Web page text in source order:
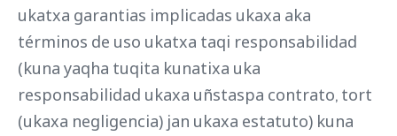
ukatxa garantias implicadas ukaxa aka
términos de uso ukatxa taqi responsabilidad
(kuna yaqha tuqita kunatixa uka
responsabilidad ukaxa uñstaspa contrato, tort
(ukaxa negligencia) jan ukaxa estatuto) kuna